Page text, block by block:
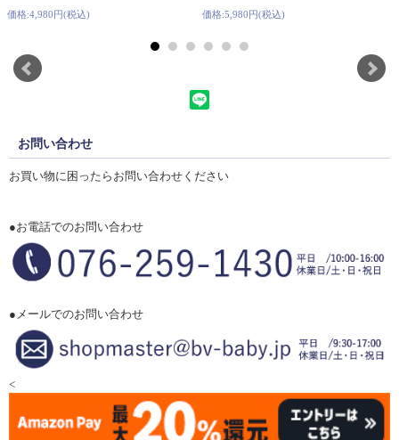
価格:4,980円(税込) 価格:5,980円(税込)
お問い合わせ
お買い物に困ったらお問い合わせください
●お電話でのお問い合わせ
●メールでのお問い合わせ
<